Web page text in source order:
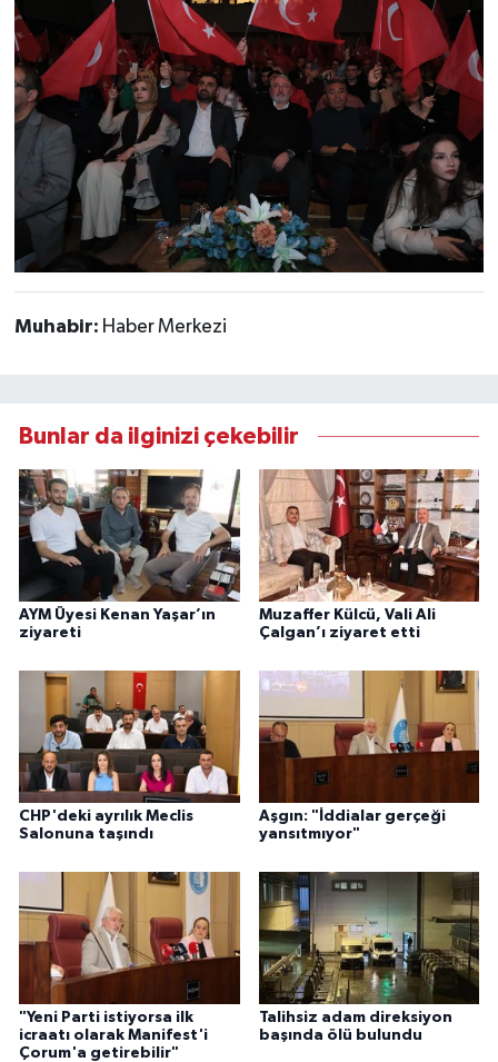
Muhabir: Haber Merkezi
Bunlar da ilginizi çekebilir
AYM Üyesi Kenan Yaşar’ın
ziyareti
Muzaffer Külcü, Vali Ali
Çalgan’ı ziyaret etti
CHP'deki ayrılık Meclis
Salonuna taşındı
Aşgın: "İddialar gerçeği
yansıtmıyor"
"Yeni Parti istiyorsa ilk
icraatı olarak Manifest'i
Çorum'a getirebilir"
Talihsiz adam direksiyon
başında ölü bulundu